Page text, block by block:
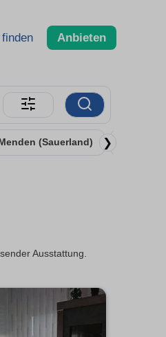
Anbieten
Menden (Sauerland) ❯
Ausstattung.